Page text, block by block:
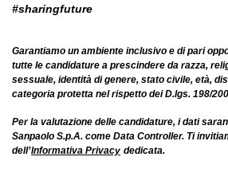
#sharingfuture
Garantiamo un ambiente inclusivo e di pari
tutte le candidature a prescindere da razza,
sessuale, identità di genere, stato civile, età,
categoria protetta nel rispetto dei D.lgs. 198/
Per la valutazione delle candidature, i dati
Sanpaolo S.p.A. come Data Controller. Ti
dell’Informativa Privacy dedicata.